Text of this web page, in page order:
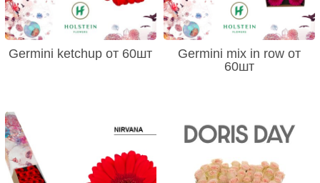
Germini ketchup от 60шт
Germini mix in row от
60шт